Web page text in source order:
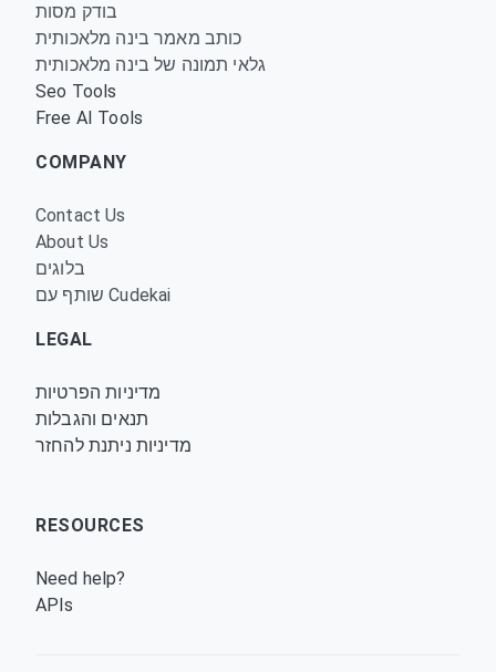
בודק מסות
כותב מאמר בינה מלאכותית
גלאי תמונה של בינה מלאכותית
Seo Tools
Free AI Tools
COMPANY
Contact Us
About Us
בלוגים
שותף עם Cudekai
LEGAL
מדיניות הפרטיות
תנאים והגבלות
מדיניות ניתנת להחזר
RESOURCES
Need help?
APIs